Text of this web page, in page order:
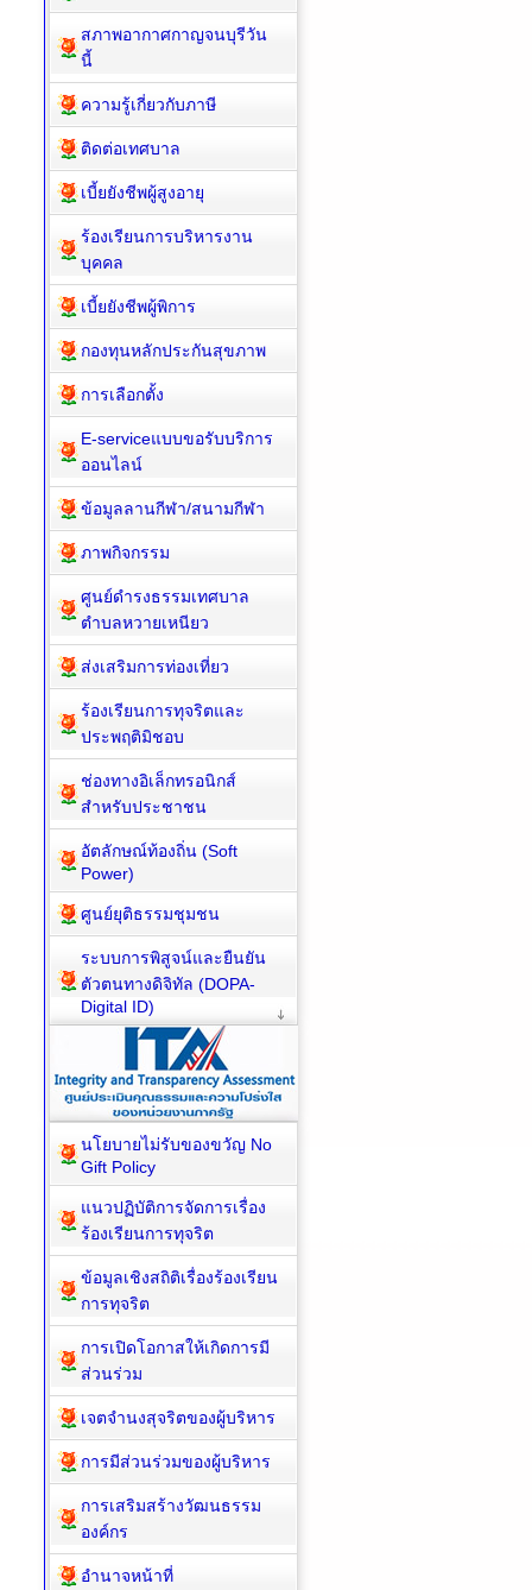
สภาพอากาศกาญจนบุรีวัน
นี้
ความรู้เกี่ยวกับภาษี
ติดต่อเทศบาล
เบี้ยยังชีพผู้สูงอายุ
ร้องเรียนการบริหารงาน
บุคคล
เบี้ยยังชีพผู้พิการ
กองทุนหลักประกันสุขภาพ
การเลือกตั้ง
E-serviceแบบขอรับบริการ
ออนไลน์
ข้อมูลลานกีฬา/สนามกีฬา
ภาพกิจกรรม
ศูนย์ดำรงธรรมเทศบาล
ตำบลหวายเหนียว
ส่งเสริมการท่องเที่ยว
ร้องเรียนการทุจริตและ
ประพฤติมิชอบ
ช่องทางอิเล็กทรอนิกส์
สำหรับประชาชน
อัตลักษณ์ท้องถิ่น (Soft
Power)
ศูนย์ยุติธรรมชุมชน
ระบบการพิสูจน์และยืนยัน
ตัวตนทางดิจิทัล (DOPA-
Digital ID)
นโยบายไม่รับของขวัญ No
Gift Policy
แนวปฏิบัติการจัดการเรื่อง
ร้องเรียนการทุจริต
ข้อมูลเชิงสถิติเรื่องร้องเรียน
การทุจริต
การเปิดโอกาสให้เกิดการมี
ส่วนร่วม
เจตจำนงสุจริตของผู้บริหาร
การมีส่วนร่วมของผู้บริหาร
การเสริมสร้างวัฒนธรรม
องค์กร
อำนาจหน้าที่